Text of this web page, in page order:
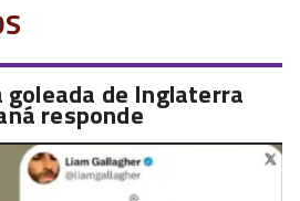
goleada de Inglaterra
responde